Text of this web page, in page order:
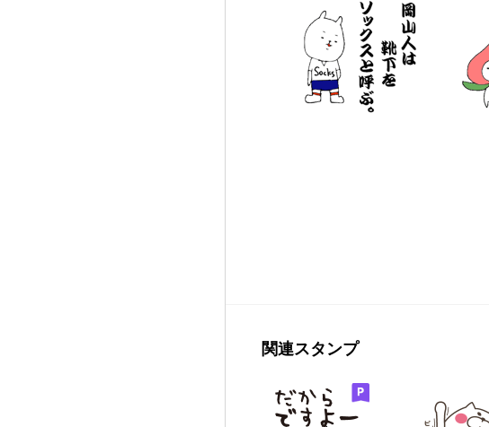
関連スタンプ